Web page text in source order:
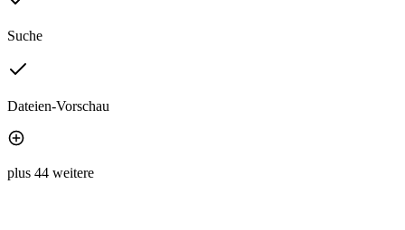
Suche
Dateien-Vorschau
plus 44 weitere